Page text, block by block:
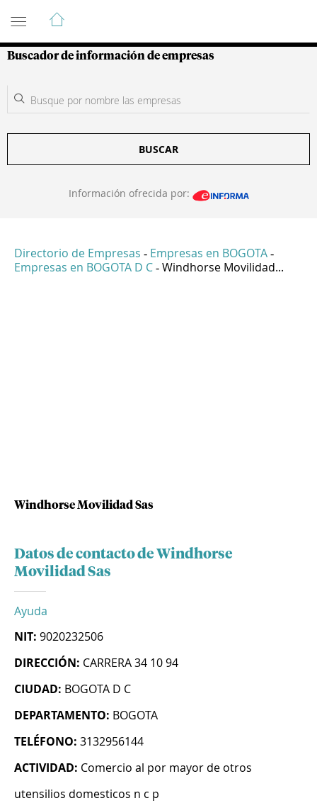
Guía de Empresas Colombianas
Buscador de información de empresas
BUSCAR
Información ofrecida por:
Directorio de Empresas - Empresas en BOGOTA -
Empresas en BOGOTA D C - Windhorse Movilidad...
Windhorse Movilidad Sas
Datos de contacto de Windhorse
Movilidad Sas
Ayuda
NIT: 9020232506
DIRECCIÓN: CARRERA 34 10 94
CIUDAD: BOGOTA D C
DEPARTAMENTO: BOGOTA
TELÉFONO: 3132956144
ACTIVIDAD: Comercio al por mayor de otros
utensilios domesticos n c p